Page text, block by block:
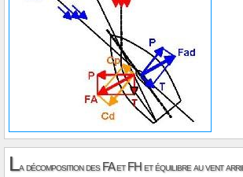
La décomposition des FA et FH et équilibre au vent